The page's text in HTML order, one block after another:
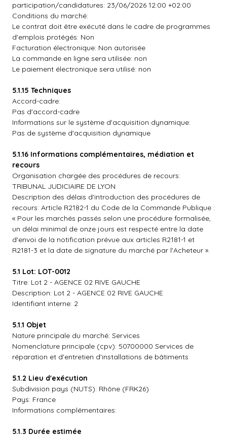
participation/candidatures: 23/06/2026 12:00 +02:00
Conditions du marché:
Le contrat doit être exécuté dans le cadre de programmes
d'emplois protégés: Non
Facturation électronique: Non autorisée
La commande en ligne sera utilisée: non
Le paiement électronique sera utilisé: non
5.1.15 Techniques
Accord-cadre:
Pas d'accord-cadre
Informations sur le système d'acquisition dynamique:
Pas de système d'acquisition dynamique
5.1.16 Informations complémentaires, médiation et
recours
Organisation chargée des procédures de recours:
TRIBUNAL JUDICIAIRE DE LYON
Description des délais d'introduction des procédures de
recours: Article R2182-1 du Code de la Commande Publique :
« Pour les marchés passés selon une procédure formalisée,
un délai minimal de onze jours est respecté entre la date
d'envoi de la notification prévue aux articles R2181-1 et
R2181-3 et la date de signature du marché par l'Acheteur ».
5.1 Lot: LOT-0012
Titre: Lot 2 - AGENCE 02 RIVE GAUCHE
Description: Lot 2 - AGENCE 02 RIVE GAUCHE
Identifiant interne: 2
5.1.1 Objet
Nature principale du marché: Services
Nomenclature principale (cpv): 50700000 Services de
réparation et d'entretien d'installations de bâtiments
5.1.2 Lieu d'exécution
Subdivision pays (NUTS): Rhône (FRK26)
Pays: France
Informations complémentaires:
5.1.3 Durée estimée